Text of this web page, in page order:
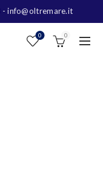
- info@oltremare.it
0 0